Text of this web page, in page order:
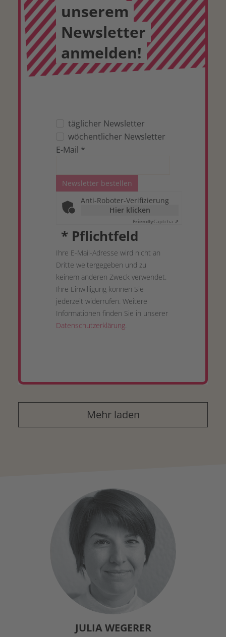
unserem
Newsletter
anmelden!
täglicher Newsletter
wöchentlicher Newsletter
E-Mail *
Newsletter bestellen
Anti-Roboter-Verifizierung
Hier klicken
FriendlyCaptcha ⇗
* Pflichtfeld
Ihre E-Mail-Adresse wird nicht an
Dritte weitergegeben und zu
keinem anderen Zweck verwendet.
Ihre Einwilligung können Sie
jederzeit widerrufen. Weitere
Informationen finden Sie in unserer
Datenschutzerklärung.
Mehr laden
JULIA WEGERER